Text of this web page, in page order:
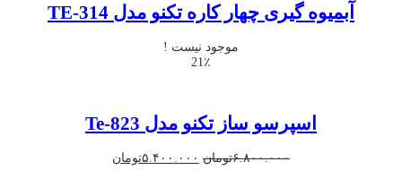
آبمیوه گیری چهار کاره تکنو مدل TE-314
موجود نیست !
21٪
اسپرسو ساز تکنو مدل Te-823
۶.۸۰۰.۰۰۰تومان قیمت
۵.۴۰۰.۰۰۰تومان